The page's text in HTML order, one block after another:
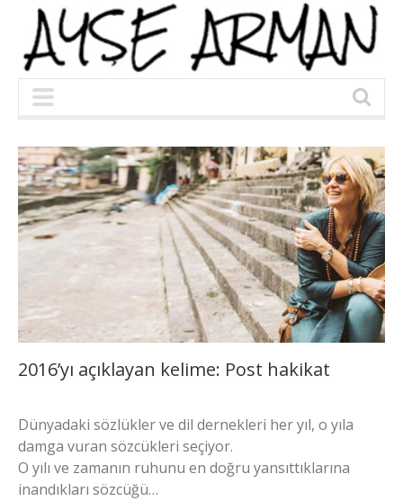
2016’yı açıklayan kelime: Post hakikat
Dünyadaki sözlükler ve dil dernekleri her yıl, o yıla
damga vuran sözcükleri seçiyor.
O yılı ve zamanın ruhunu en doğru yansıttıklarına
inandıkları sözcüğü…